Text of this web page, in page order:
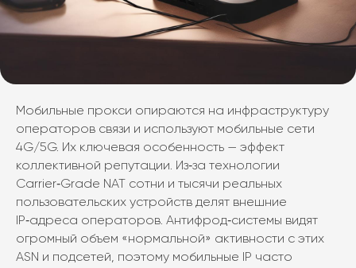
Мобильные прокси опираются на инфраструктуру
операторов связи и используют мобильные сети
4G/5G. Их ключевая особенность — эффект
коллективной репутации. Из‑за технологии
Carrier‑Grade NAT сотни и тысячи реальных
пользовательских устройств делят внешние
IP‑адреса операторов. Антифрод‑системы видят
огромный объем «нормальной» активности с этих
ASN и подсетей, поэтому мобильные IP часто